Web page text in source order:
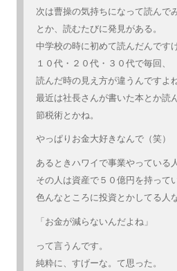
次は曹操の気持ちになって読んでみ
とか、読むたびに発見がある。
中学校の時に初めて読んだんですけ
１０代・２０代・３０代で毎回、
読んだ時の見え方が違うんですよね
最近は社長さんが書いた本とか読
節税術とかね。
やっぱりお金大好きなんで（笑）
あるときハワイで事業やっている
その人は資産で５０億円を持ってい
色んなところに投資とかしてる人
「お金が減らないんだよね」
って言うんです。
純粋に、すげーな。て思った。